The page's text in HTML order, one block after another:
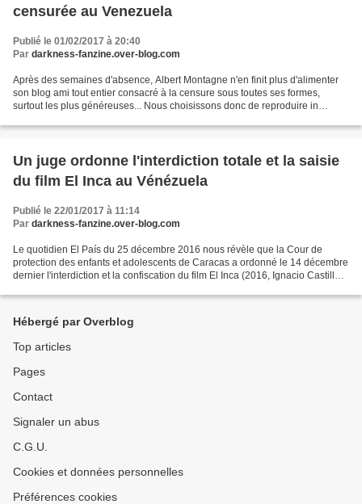
censurée au Venezuela
Publié le 01/02/2017 à 20:40
Par darkness-fanzine.over-blog.com
Après des semaines d'absence, Albert Montagne n'en finit plus d'alimenter
son blog ami tout entier consacré à la censure sous toutes ses formes,
surtout les plus généreuses... Nous choisissons donc de reproduire in
Un juge ordonne l'interdiction totale et la saisie
du film El Inca au Vénézuela
Publié le 22/01/2017 à 11:14
Par darkness-fanzine.over-blog.com
Le quotidien El País du 25 décembre 2016 nous révèle que la Cour de
protection des enfants et adolescents de Caracas a ordonné le 14 décembre
dernier l'interdiction et la confiscation du film El Inca (2016, Ignacio Castillo
Hébergé par Overblog
Top articles
Pages
Contact
Signaler un abus
C.G.U.
Cookies et données personnelles
Préférences cookies